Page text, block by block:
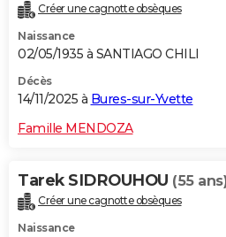
Créer une cagnotte obsèques
Naissance
02/05/1935 à SANTIAGO CHILI
Décès
14/11/2025 à Bures-sur-Yvette
Famille MENDOZA
Tarek SIDROUHOU (55
Créer une cagnotte obsèques
Naissance